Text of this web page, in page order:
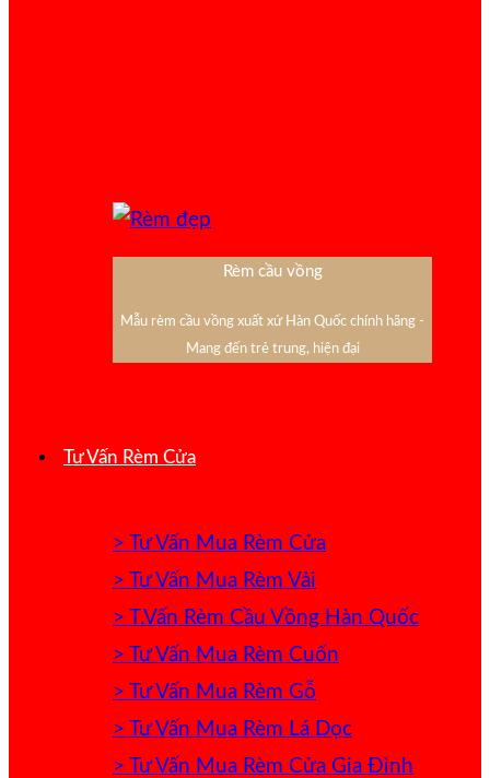
Rèm cầu vồng
Mẫu rèm cầu vồng xuất xứ Hàn Quốc chính hãng -
Mang đến trẻ trung, hiện đại
Tư Vấn Rèm Cửa
> Tư Vấn Mua Rèm Cửa
> Tư Vấn Mua Rèm Vải
> T.Vấn Rèm Cầu Vồng Hàn Quốc
> Tư Vấn Mua Rèm Cuốn
> Tư Vấn Mua Rèm Gỗ
> Tư Vấn Mua Rèm Lá Dọc
> Tư Vấn Mua Rèm Cửa Gia Đình